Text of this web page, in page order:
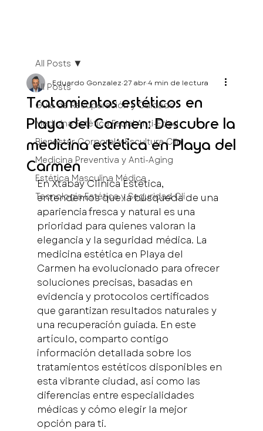
All Posts
Guía de Recuperación y Cuidado
Medicina Estética Facial Anti-Edad
Bienestar Corporal y Escultura Clín
Medicina Preventiva y Anti-Aging
Estética Masculina Médica
Tecnología Estética y Seguridad Clí
All Posts
Tratamientos estéticos en
Playa del Carmen: Descubre la
medicina estética en Playa del
Carmen
Eduardo Gonzalez 27 abr4 min de lectura
En Xtabay Clínica Estética,
entendemos que la búsqueda de una
apariencia fresca y natural es una
prioridad para quienes valoran la
elegancia y la seguridad médica. La
medicina estética en Playa del
Carmen ha evolucionado para ofrecer
soluciones precisas, basadas en
evidencia y protocolos certificados
que garantizan resultados naturales y
una recuperación guiada. En este
artículo, comparto contigo
información detallada sobre los
tratamientos estéticos disponibles en
esta vibrante ciudad, así como las
diferencias entre especialidades
médicas y cómo elegir la mejor
opción para ti.